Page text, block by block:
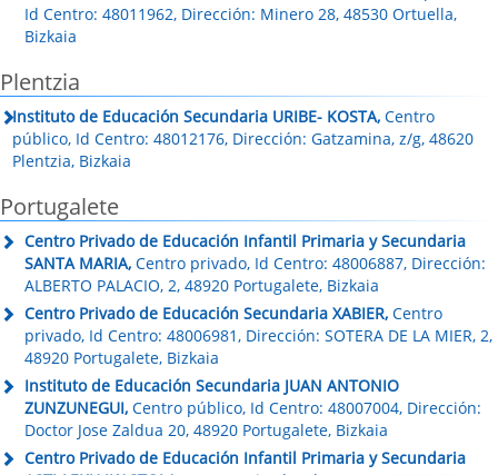
Id Centro: 48011962, Dirección: Minero 28, 48530 Ortuella,
Bizkaia
Plentzia
Instituto de Educación Secundaria URIBE- KOSTA, Centro
público, Id Centro: 48012176, Dirección: Gatzamina, z/g, 48620
Plentzia, Bizkaia
Portugalete
Centro Privado de Educación Infantil Primaria y Secundaria
SANTA MARIA, Centro privado, Id Centro: 48006887, Dirección:
ALBERTO PALACIO, 2, 48920 Portugalete, Bizkaia
Centro Privado de Educación Secundaria XABIER, Centro
privado, Id Centro: 48006981, Dirección: SOTERA DE LA MIER, 2,
48920 Portugalete, Bizkaia
Instituto de Educación Secundaria JUAN ANTONIO
ZUNZUNEGUI, Centro público, Id Centro: 48007004, Dirección:
Doctor Jose Zaldua 20, 48920 Portugalete, Bizkaia
Centro Privado de Educación Infantil Primaria y Secundaria